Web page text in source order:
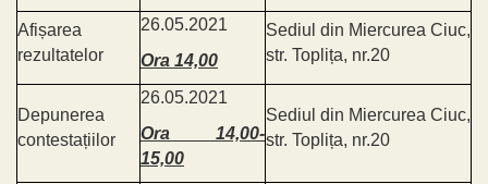
Afișarea
rezultatelor
26.05.2021
Ora 14,00
Sediul din Miercurea Ciuc,
str. Toplița, nr.20
Depunerea
contestațiilor
26.05.2021
Ora 14,00-
15,00
Sediul din Miercurea Ciuc,
str. Toplița, nr.20